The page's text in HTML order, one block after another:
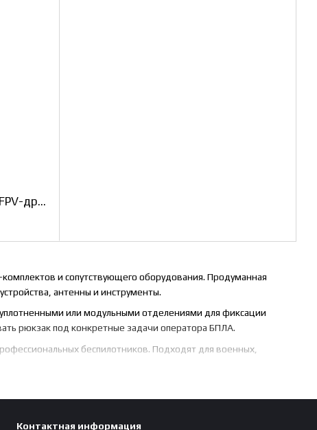
и сопутствующего оборудования. Продуманная
антенны и инструменты.
или модульными отделениями для фиксации
рюкзак под конкретные задачи оператора БПЛА.
беспилотников. Подходят для военных,
Тактический рюкзак для 8-10 FPV-дронов и ретрансляторов, Multicam
Контактная информация